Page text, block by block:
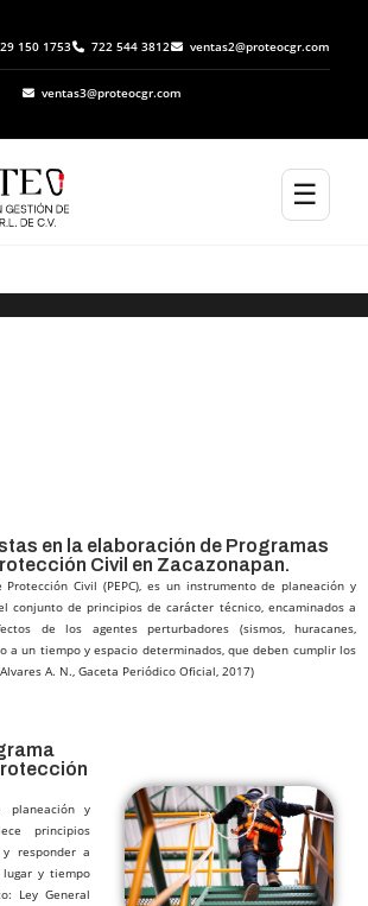
150 1753 722 544 3812 ventas2@proteocgr.com
ventas3@proteocgr.com
☰
en la elaboración de Programas
Civil en Zacazonapan.
Protección Civil (PEPC), es un instrumento de planeación y
conjunto de principios de carácter técnico, encaminados a
de los agentes perturbadores (sismos, huracanes,
a un tiempo y espacio determinados, que deben cumplir los
A. N., Gaceta Periódico Oficial, 2017)
planeación y
principios
responder a
y tiempo
Ley General